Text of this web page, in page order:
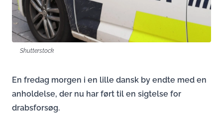
Shutterstock
En fredag morgen i en lille dansk by endte med en
anholdelse, der nu har ført til en sigtelse for
drabsforsøg.